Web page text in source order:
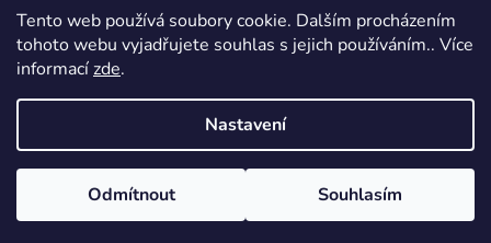
Tento web používá soubory cookie. Dalším procházením
tohoto webu vyjadřujete souhlas s jejich používáním.. Více
informacízde.
Nastavení
Odmítnout Souhlasím
rád vám pomohu s výběrem nejen jízdního kola ;-)
Vytvořil Shoptet
Copyright 2026
HYRASUS eshop. Všechna práva
vyhrazena.Upravit nastavení cookies